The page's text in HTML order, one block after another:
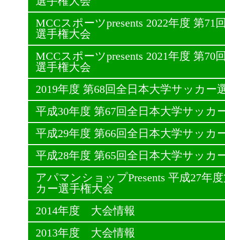
MCCスポーツpresents 2022年度 第71
選手権大会
MCCスポーツpresents 2021年度 第70
選手権大会
2019年度 第68回全日本大学サッカー
平成30年度 第67回全日本大学サッカ
平成29年度 第66回全日本大学サッカ
平成28年度 第65回全日本大学サッカ
アパマンショップPresents 平成27年
カー選手権大会
2014年度 大会情報
2013年度 大会情報